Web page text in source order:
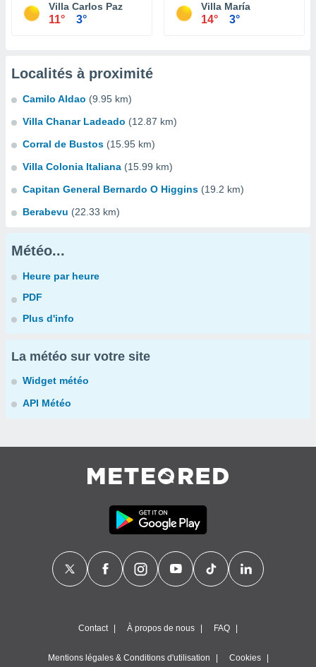
Villa Carlos Paz
11° 3°
Villa María
14° 3°
Localités à proximité
Camilo Aldao (9.95 km)
Villa Chanar Ladeado (12.87 km)
Corral de Bustos (15.95 km)
Villa Colonia Italiana (15.99 km)
Capitan General Bernardo O Higgins (19.2 km)
Berabevu (22.33 km)
Météo...
Heure par heure
PDF
Plus d'info
La météo sur votre site
Widget météo
API Météo
Contact À propos de nous FAQ
Mentions légales & Conditions d'utilisation Cookies